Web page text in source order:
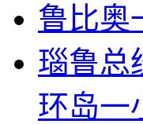
鲁比奥
瑙鲁总
环岛一